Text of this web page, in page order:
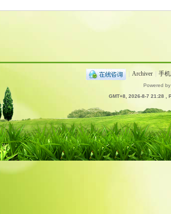
Archiver 手
Powered by
GMT+8, 2026-8-7 21:28 ,